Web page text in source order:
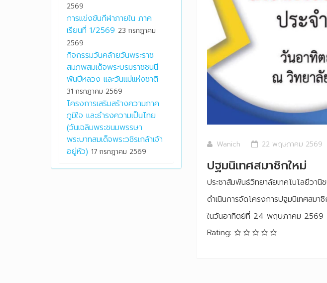
2569
การแข่งขันกีฬาภายใน ภาค
เรียนที่ 1/2569 23 กรกฎาคม
2569
กิจกรรมวันคล้ายวันพระราช
สมภพสมเด็จพระบรมราชชนนี
พันปีหลวง และวันแม่แห่งชาติ
31 กรกฎาคม 2569
โครงการเสริมสร้างความภาค
ภูมิใจ และธำรงความเป็นไทย
(วันเฉลิมพระชนมพรรษา
พระบาทสมเด็จพระวชิรเกล้าเจ้า
อยู่หัว) 17 กรกฎาคม 2569
Wanich 22 พฤษภาคม 2569
ปฐมนิเทศสมาชิกใหม่
ประชาสัมพันธ์วิทยาลัยเทคโนโลยีวานิ
ดำเนินการจัดโครงการปฐมนิเทศสม
ในวันอาทิตย์ที่ 24 พฤษภาคม 2569
Rating: